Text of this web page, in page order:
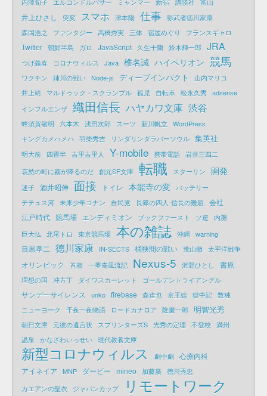
井上ひさし 突変 スマホ 津本陽 仕事 影武者徳川家康
森岡浩之
ファンタジー 高橋秀実 三体 宿屋めぐり フランスギャロ
Twitter 朝鮮半島 ガロ JavaScript 久生十蘭 鈴木輝一郎 JRA
つげ義春 コロナウィルス Java 椎名誠 ハイペリオン 競馬
ワクチン 姉川の戦い Node-js ディープインパクト
山内マリコ
井上靖
マルドゥック・スクランブル 孤児 自転車 松永久秀 adsense
インフルエンザ 織田信長 ハヤカワ文庫 渋谷
蜂須賀敬明 六本木 浅田次郎 スーツ 新川帆立
WordPress
キングカメハメハ 羽柴秀吉 リンダリンダラバーソウル 集英社
明大前 四畳半 吉里吉里人 Y-mobile 携帯電話 岩井三四二
哀愁の町に霧が降るのだ 創元SF文庫 転職 スターリン 開発
迷子 酒井昭伸 面接 トイレ 本能寺の変
バッテリー
テテュス河 未来少年コナン 自民党 長篠の四人-信長の難題
会社
江戸時代 競馬場 エンディミオン ブックファースト ソ連
内灘
巨大仏
北尾トロ 東京競馬場 本の雑誌 沖縄 warning
目黒孝二 徳川家康 IN-SECTS 桶狭間の戦い 荒山徹 太平洋戦争
オリンピック 首相 一夢庵風流記 Nexus-5 沢野ひとし 書原
理想の国 冲方丁 ダイワスカーレット ゴールデントライアングル
サンデーサイレンス unko firebase 森達也 京王線 獄中記 数独
ニューヨーク
千夜一夜物語 ロードカナロア 隆慶一郎 明智光秀
朝日文庫 元彼の遺言状 スプリンターズS 光秀の定理 不登校 満州
温泉
かなざわいっせい 現代教養文庫
新型コロナウィルス 劇中劇 心療内科
アイネイア
MNP ダービー mineo 加藤廣 徳川秀忠
カエアンの聖衣
ジャパンカップ リモートワーク